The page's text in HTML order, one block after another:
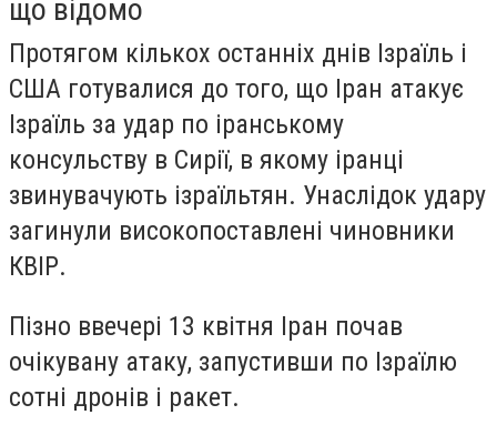
що відомо
Протягом кількох останніх днів Ізраїль і
США готувалися до того, що Іран атакує
Ізраїль за удар по іранському
консульству в Сирії, в якому іранці
звинувачують ізраїльтян. Унаслідок удару
загинули високопоставлені чиновники
КВІР.
Пізно ввечері 13 квітня Іран почав
очікувану атаку, запустивши по Ізраїлю
сотні дронів і ракет.